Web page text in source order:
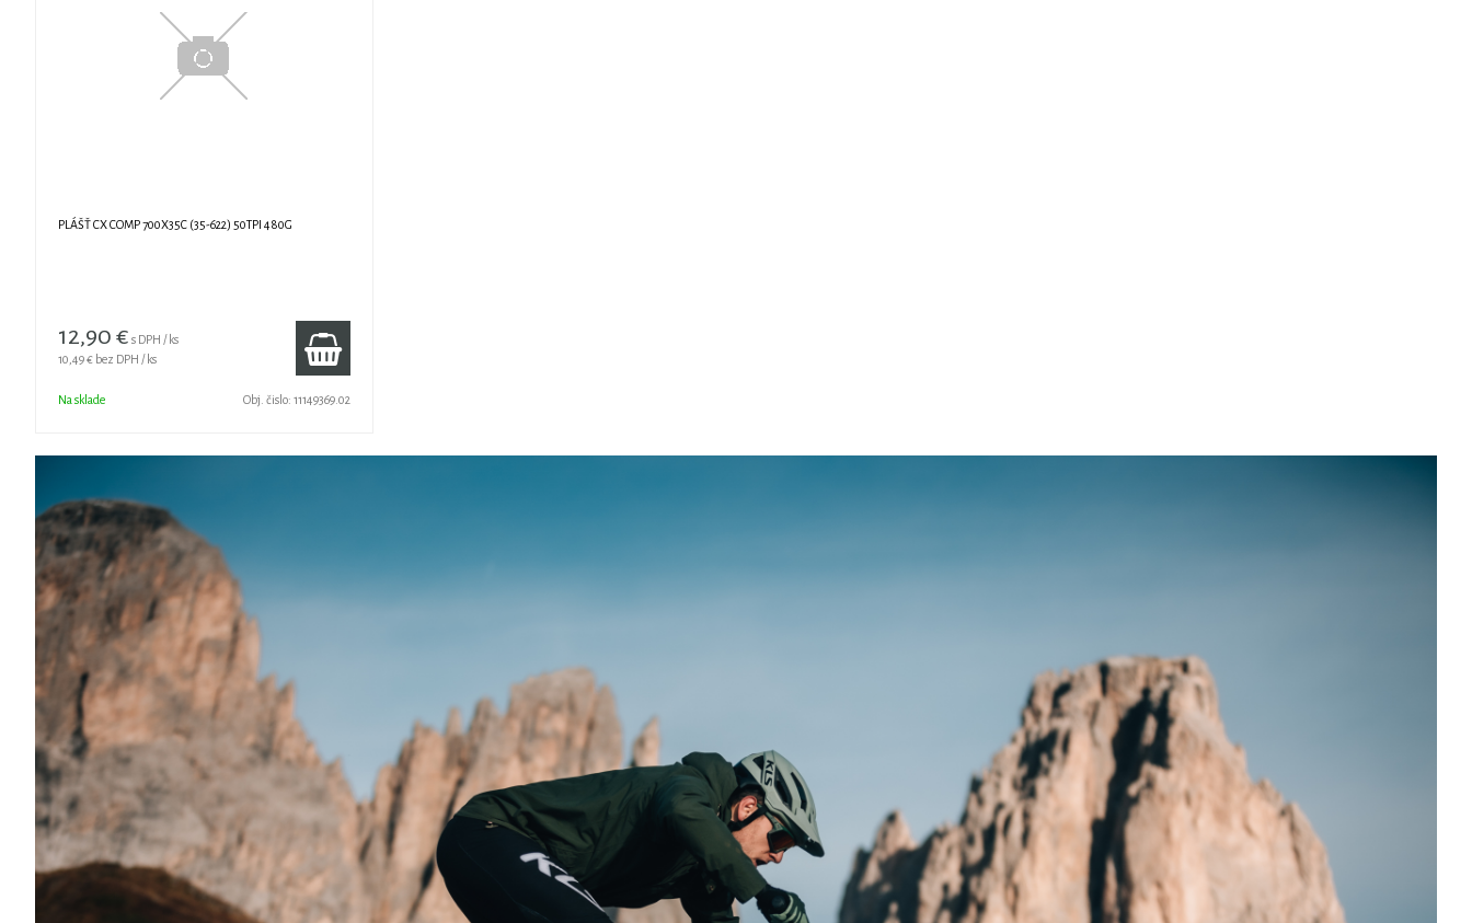
PLÁŠŤ CX COMP 700X35C (35-622) 50TPI 480G
12,90 € s DPH / ks
10,49 € bez DPH / ks
Na sklade Obj. čislo: 11149369.02